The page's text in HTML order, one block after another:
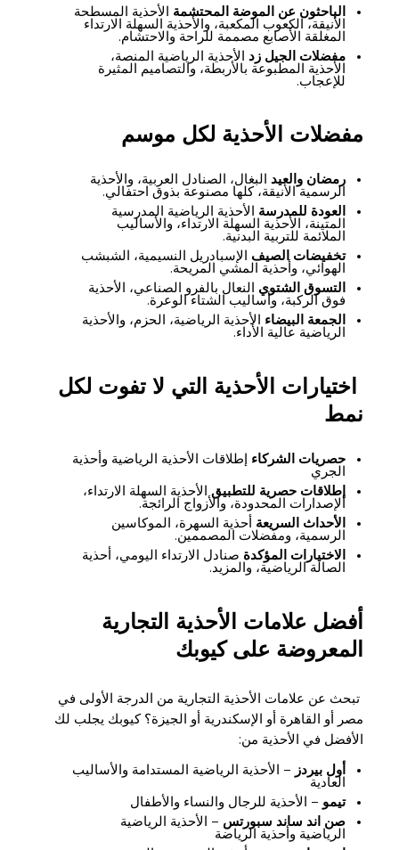
الباحثون عن الموضة المحتشمة الأحذية المسطحة
الأنيقة، الكعوب المكعبة، والأحذية السهلة الارتداء
المغلقة الأصابع مصممة للراحة والاحتشام.
مفضلات الجيل زد الأحذية الرياضية المنصة،
الأحذية المطبوعة بالأربطة، والتصاميم المثيرة
للإعجاب.
مفضلات الأحذية لكل موسم
رمضان والعيد البغال، الصنادل العربية، والأحذية
الرسمية الأنيقة، كلها مصنوعة بذوق احتفالي.
العودة للمدرسة الأحذية الرياضية المدرسية
المتينة، الأحذية السهلة الارتداء، والأساليب
الملائمة للتربية البدنية.
تخفيضات الصيف الإسبادريل النسيمية، الشبشب
الهوائي، وأحذية المشي المريحة.
التسوق الشتوي النعال بالفرو الصناعي، الأحذية
فوق الركبة، وأساليب الشتاء الوعرة.
الجمعة البيضاء الأحذية الرياضية، الحزم، والأحذية
الرياضية عالية الأداء.
اختيارات الأحذية التي لا تفوت لكل
نمط
حصريات الشركاء إطلاقات الأحذية الرياضية وأحذية
الجري
إطلاقات حصرية للتطبيق الأحذية السهلة الارتداء،
الإصدارات المحدودة، والأزواج الرائجة.
الأحداث السريعة أحذية السهرة، الموكاسين
الرسمية، ومفضلات المصممين.
الاختيارات المؤكدة صنادل الارتداء اليومي، أحذية
الصالة الرياضية، والمزيد.
أفضل علامات الأحذية التجارية
المعروضة على كيوبك
تبحث عن علامات الأحذية التجارية من الدرجة الأولى في
مصر أو القاهرة أو الإسكندرية أو الجيزة؟ كيوبك يجلب لك
الأفضل في الأحذية من:
أول بيردز – الأحذية الرياضية المستدامة والأساليب
العادية
تيمو – الأحذية للرجال والنساء والأطفال
صن اند ساند سبورتس – الأحذية الرياضية
الرياضية وأحذية الرياضة